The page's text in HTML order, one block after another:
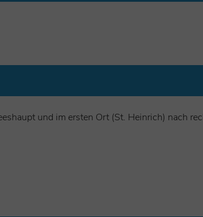
und im ersten Ort (St. Heinrich) nach